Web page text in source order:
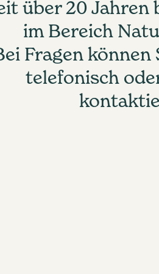
über 20
im Bereich
Fragen können
telefonisch